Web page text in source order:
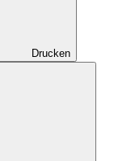
Drucken